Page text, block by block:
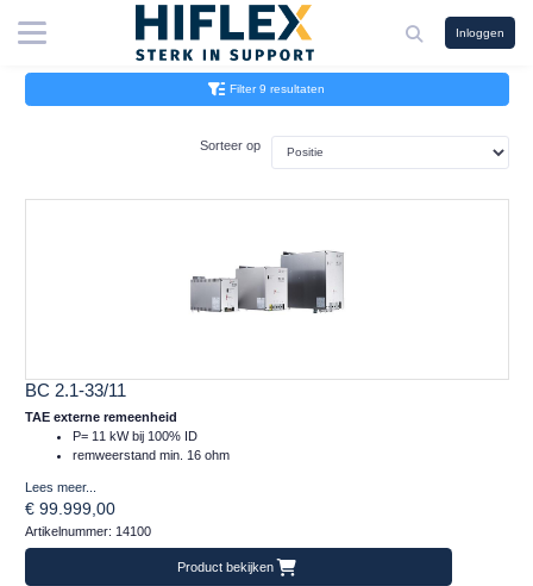
Inloggen
Filter 9 resultaten
Sorteer op
BC 2.1-33/11
TAE externe remeenheid
P= 11 kW bij 100% ID
remweerstand min. 16 ohm
Lees meer...
€ 99.999,00
Artikelnummer: 14100
Product bekijken